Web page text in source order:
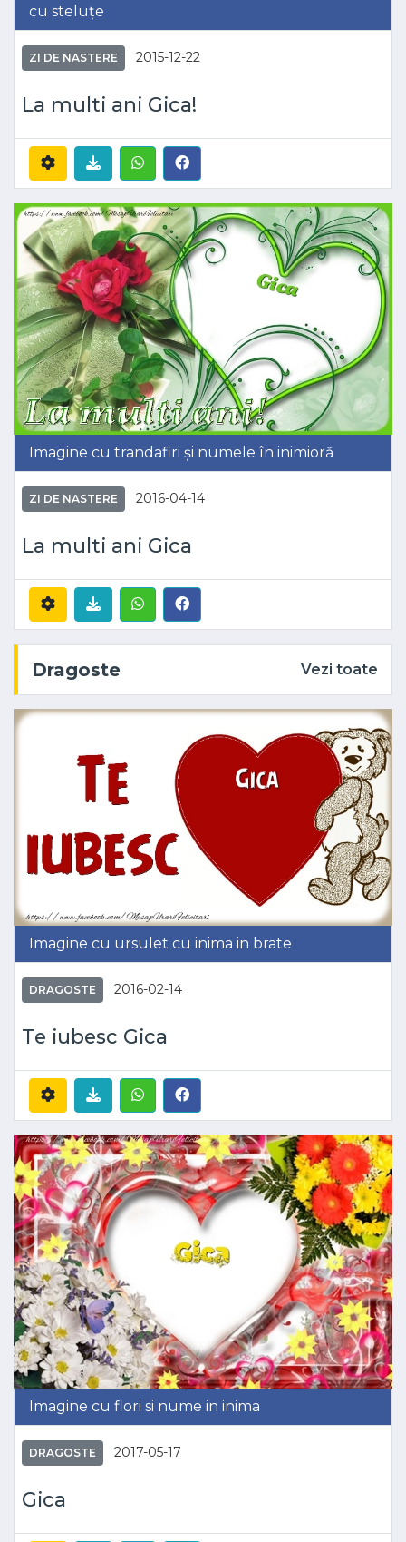
cu steluțe
ZI DE NASTERE 2015-12-22
La multi ani Gica!
Imagine cu trandafiri și numele în inimioră
ZI DE NASTERE 2016-04-14
La multi ani Gica
Dragoste Vezi toate
Imagine cu ursulet cu inima in brate
DRAGOSTE 2016-02-14
Te iubesc Gica
Imagine cu flori si nume in inima
DRAGOSTE 2017-05-17
Gica